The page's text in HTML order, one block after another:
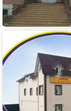
Парус